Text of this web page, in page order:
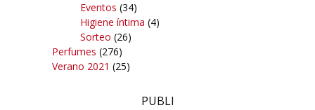
Eventos (34)
Higiene íntima (4)
Sorteo (26)
Perfumes (276)
Verano 2021 (25)
PUBLI